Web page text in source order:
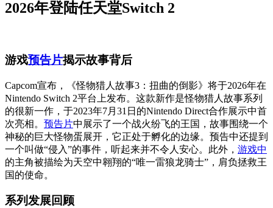
2026年登陆任天堂Switch 2
游戏预告片揭示故事背后
Capcom宣布，《怪物猎人故事3：扭曲的倒影》将于2026年在
Nintendo Switch 2平台上发布。这款新作是怪物猎人故事系列
的很新一作，于2023年7月31日的Nintendo Direct合作展示中首
次亮相。 预告片中展示了一个战火纷飞的王国，故事围绕一个
神秘的巨大怪物蛋展开，它正处于孵化的边缘。预告中还提到
一个叫做“侵入”的事件，听起来并不令人安心。此外， 游戏中
的主角被描绘为天空中翱翔的“唯一雷狼龙骑士”，肩负拯救王
国的使命。
系列发展回顾